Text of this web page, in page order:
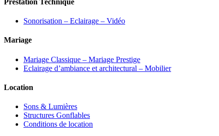
Prestation Technique
Sonorisation – Eclairage – Vidéo
Mariage
Mariage Classique – Mariage Prestige
Eclairage d’ambiance et architectural – Mobilier
Location
Sons & Lumières
Structures Gonflables
Conditions de location